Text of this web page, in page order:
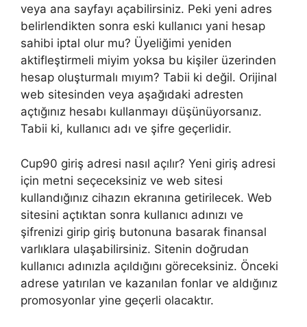
veya ana sayfayı açabilirsiniz. Peki yeni adres
belirlendikten sonra eski kullanıcı yani hesap
sahibi iptal olur mu? Üyeliğimi yeniden
aktifleştirmeli miyim yoksa bu kişiler üzerinden
hesap oluşturmalı mıyım? Tabii ki değil. Orijinal
web sitesinden veya aşağıdaki adresten
açtığınız hesabı kullanmayı düşünüyorsanız.
Tabii ki, kullanıcı adı ve şifre geçerlidir.
Cup90 giriş adresi nasıl açılır? Yeni giriş adresi
için metni seçeceksiniz ve web sitesi
kullandığınız cihazın ekranına getirilecek. Web
sitesini açtıktan sonra kullanıcı adınızı ve
şifrenizi girip giriş butonuna basarak finansal
varlıklara ulaşabilirsiniz. Sitenin doğrudan
kullanıcı adınızla açıldığını göreceksiniz. Önceki
adrese yatırılan ve kazanılan fonlar ve aldığınız
promosyonlar yine geçerli olacaktır.